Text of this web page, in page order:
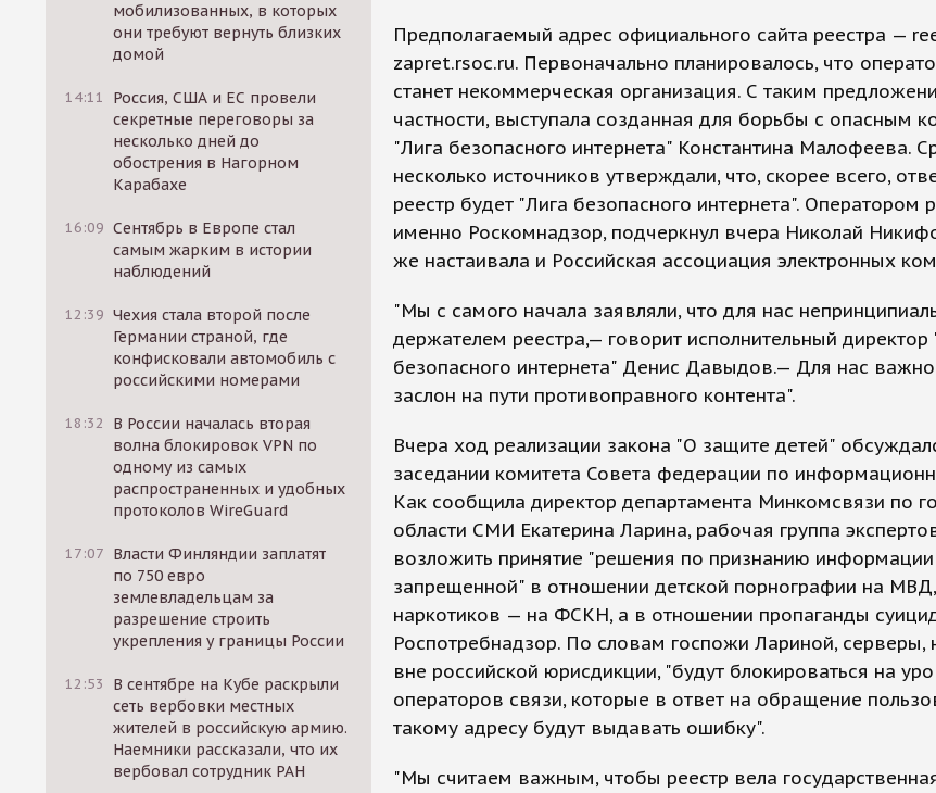
мобилизованных, в которых
они требуют вернуть близких
домой
14:11
Россия, США и ЕС провели
секретные переговоры за
несколько дней до
обострения в Нагорном
Карабахе
16:09 Сентябрь в Европе стал
самым жарким в истории
наблюдений
12:39 Чехия стала второй после
Германии страной, где
конфисковали автомобиль с
российскими номерами
18:32
В России началась вторая
волна блокировок VPN по
одному из самых
распространенных и удобных
протоколов WireGuard
17:07 Власти Финляндии заплатят
по 750 евро
землевладельцам за
разрешение строить
укрепления у границы России
12:53
В сентябре на Кубе раскрыли
сеть вербовки местных
жителей в российскую армию.
Наемники рассказали, что их
вербовал сотрудник РАН
Предполагаемый адрес официального сайта реестра —
zapret.rsoc.ru. Первоначально планировалось, что
станет некоммерческая организация. С таким
частности, выступала созданная для борьбы с опасным
"Лига безопасного интернета" Константина Малофеева.
несколько источников утверждали, что, скорее всего,
реестр будет "Лига безопасного интернета". Оператором
именно Роскомнадзор, подчеркнул вчера Николай
же настаивала и Российская ассоциация электронных
"Мы с самого начала заявляли, что для нас
держателем реестра,— говорит исполнительный директор
безопасного интернета" Денис Давыдов.— Для нас важно
заслон на пути противоправного контента".
Вчера ход реализации закона "О защите детей"
заседании комитета Совета федерации по
Как сообщила директор департамента Минкомсвязи по
области СМИ Екатерина Ларина, рабочая группа
возложить принятие "решения по признанию информации
запрещенной" в отношении детской порнографии на
наркотиков — на ФСКН, а в отношении пропаганды
Роспотребнадзор. По словам госпожи Лариной, серверы,
вне российской юрисдикции, "будут блокироваться на
операторов связи, которые в ответ на обращение
такому адресу будут выдавать ошибку".
"Мы считаем важным, чтобы реестр вела